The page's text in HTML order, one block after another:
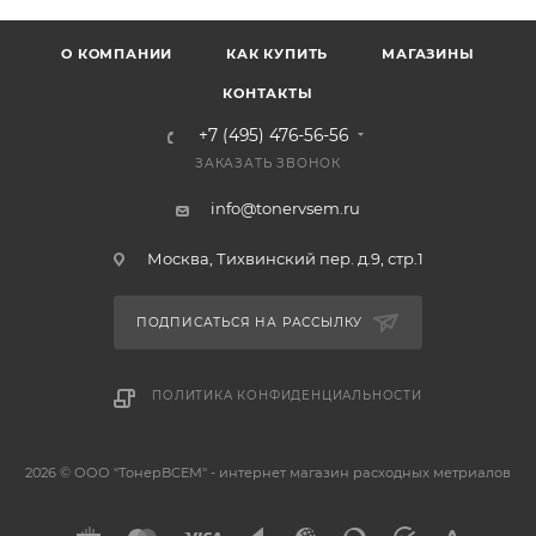
О КОМПАНИИ КАК КУПИТЬ МАГАЗИНЫ
КОНТАКТЫ
+7 (495) 476-56-56
ЗАКАЗАТЬ ЗВОНОК
info@tonervsem.ru
Москва, Тихвинский пер. д.9, стр.1
ПОДПИСАТЬСЯ НА РАССЫЛКУ
ПОЛИТИКА КОНФИДЕНЦИАЛЬНОСТИ
2026 © ООО "ТонерВСЕМ" - интернет магазин расходных метриалов